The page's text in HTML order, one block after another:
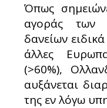
Όπως
αγοράς των
δανείων
άλλες
(>60%),
αυξάνεται
της εν λόγω